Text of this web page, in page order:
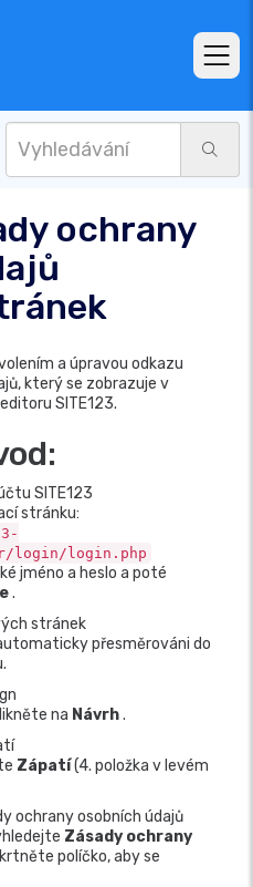
ochrany
a úpravou odkazu
který se zobrazuje v
SITE123.
SITE123
stránku:
login/login.php
jméno a heslo a poté
.
stránek
přesměrováni do
na Návrh.
Zápatí(4. položka v levém
ochrany osobních údajů
Zásady ochrany
políčko, aby se